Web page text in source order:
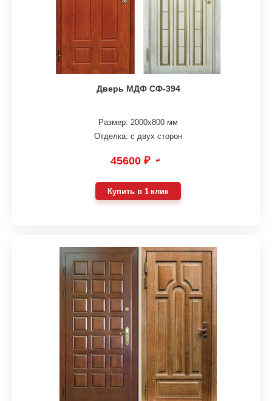
Дверь МДФ СФ-394
Размер: 2000х800 мм
Отделка: с двух сторон
45600 ₽ ₽
Купить в 1 клик